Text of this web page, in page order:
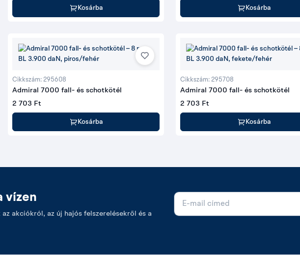
Kosárba Kosárba
Cikkszám: 295608
Admiral 7000 fall- és schotkötél
2 703 Ft
Kosárba
Cikkszám: 295708
Admiral 7000 fall- és schotkötél
2 703 Ft
Kosárba
vízen
az akciókról, az új hajós felszerelésekről és a
E-mail cím